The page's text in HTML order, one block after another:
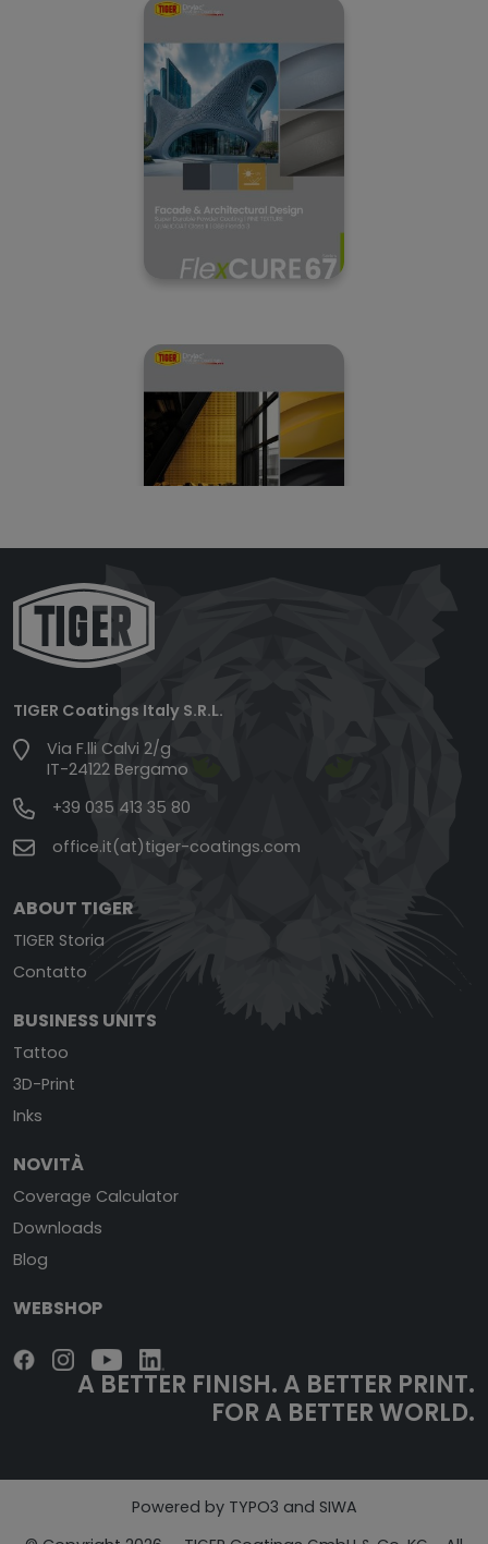
TIGER Coatings Italy S.R.L.
Via F.lli Calvi 2/g
IT-24122 Bergamo
+39 035 413 35 80
office.it(at)tiger-coatings.com
ABOUT TIGER
TIGER Storia
Contatto
BUSINESS UNITS
Tattoo
3D-Print
Inks
NOVITÀ
Coverage Calculator
Downloads
Blog
WEBSHOP
A BETTER FINISH.A BETTER PRINT.
FOR A BETTER WORLD.
Powered by TYPO3 and SIWA